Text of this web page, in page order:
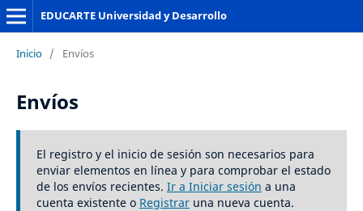
EDUCARTE Universidad y Desarrollo
Inicio / Envíos
Envíos
El registro y el inicio de sesión son necesarios para
enviar elementos en línea y para comprobar el estado
de los envíos recientes. Ir a Iniciar sesión a una
cuenta existente o Registraruna nueva cuenta.